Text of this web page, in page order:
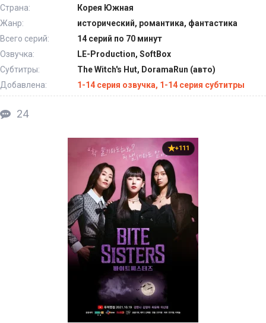
Страна:
Корея Южная
Жанр:
исторический, романтика, фантастика
Всего серий:
14 серий по 70 минут
Озвучка:
LE-Production, SoftBox
Субтитры:
The Witch's Hut, DoramaRun (авто)
Добавлена:
1-14 серия озвучка, 1-14 серия субтитры
24
+111